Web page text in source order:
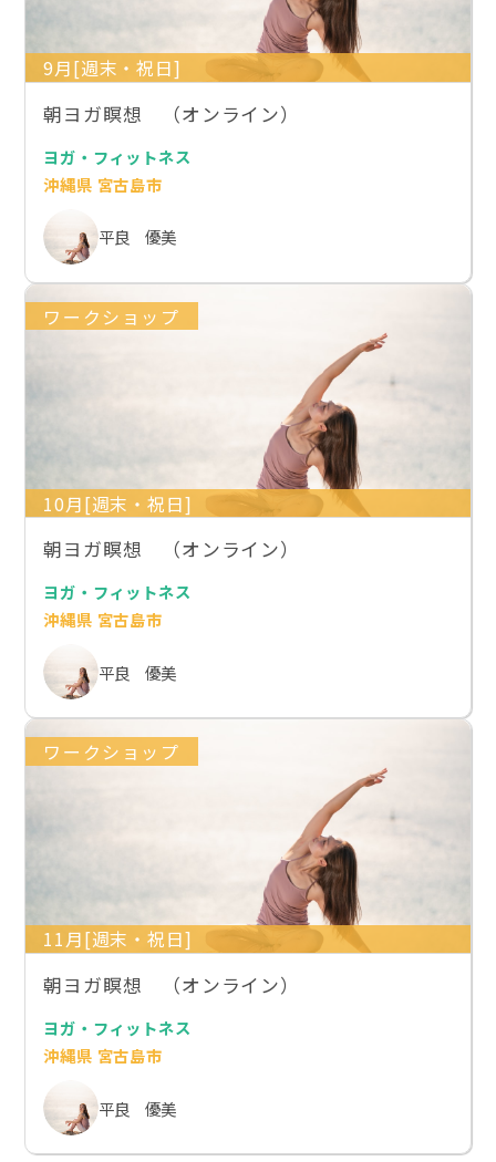
9月[週末・祝日]
朝ヨガ瞑想 （オンライン）
ヨガ・フィットネス
沖縄県 宮古島市
平良 優美
ワークショップ
10月[週末・祝日]
朝ヨガ瞑想 （オンライン）
ヨガ・フィットネス
沖縄県 宮古島市
平良 優美
ワークショップ
11月[週末・祝日]
朝ヨガ瞑想 （オンライン）
ヨガ・フィットネス
沖縄県 宮古島市
平良 優美